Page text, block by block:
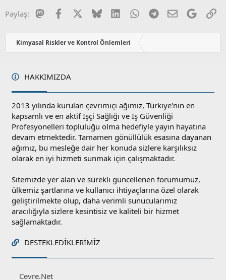
u
z
o
l
Paylaş: MastodonFacebook BlueskyLinkedInWhatsAppTelegram
E-postaGoogle
Kimyasal Riskler ve Kontrol Önlemleri
HAKKIMIZDA
2013 yılında kurulan çevrimiçi ağımız, Türkiye'nin en
kapsamlı ve en aktif İşçi Sağlığı ve İş Güvenliği
Profesyonelleri topluluğu olma hedefiyle yayın hayatına
devam etmektedir. Tamamen gönüllülük esasına dayanan
ağımız, bu mesleğe dair her konuda sizlere karşılıksız
olarak en iyi hizmeti sunmak için çalışmaktadır.
Sitemizde yer alan ve sürekli güncellenen forumumuz,
ülkemiz şartlarına ve kullanıcı ihtiyaçlarına özel olarak
geliştirilmekte olup, daha verimli sunucularımız
aracılığıyla sizlere kesintisiz ve kaliteli bir hizmet
sağlamaktadır.
DESTEKLEDIKLERIMIZ
Cevre.Net